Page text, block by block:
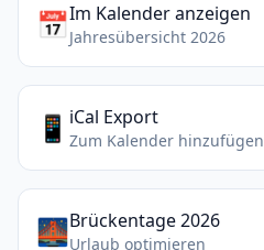
📅Im Kalender anzeigen
Jahresübersicht 2026
📱 iCal Export
Zum Kalender hinzufügen
🌉Brückentage 2026
Urlaub optimieren